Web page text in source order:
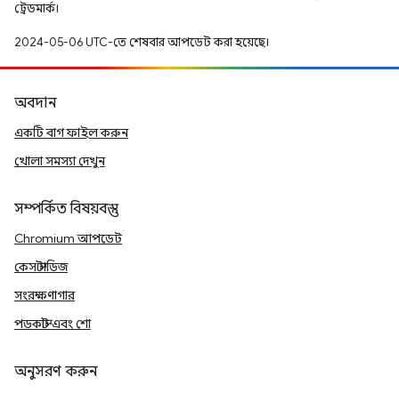
ট্রেডমার্ক।
2024-05-06 UTC-তে শেষবার আপডেট করা হয়েছে।
অবদান
একটি বাগ ফাইল করুন
খোলা সমস্যা দেখুন
সম্পর্কিত বিষয়বস্তু
Chromium আপডেট
কেস স্টাডিজ
সংরক্ষণাগার
পডকাস্ট এবং শো
অনুসরণ করুন